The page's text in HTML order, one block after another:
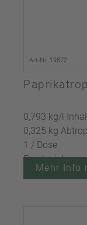
Art-Nr. 19872
0,793 kg/l
0,325 kg
1 / Dose
Frankreich
Mehr Info